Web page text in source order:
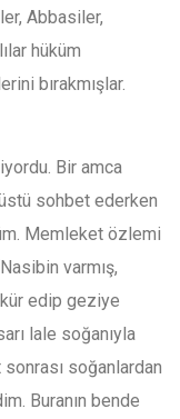
Abbasiler,
hüküm
bırakmışlar.
Bir amca
sohbet ederken
Memleket özlemi
varmış,
edip geziye
lale soğanıyla
soğanlardan
Buranın bende